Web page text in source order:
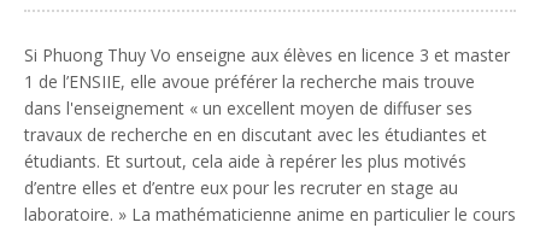
Si Phuong Thuy Vo enseigne aux élèves en licence 3 et master
1 de l’ENSIIE, elle avoue préférer la recherche mais trouve
dans l'enseignement « un excellent moyen de diffuser ses
travaux de recherche en en discutant avec les étudiantes et
étudiants. Et surtout, cela aide à repérer les plus motivés
d’entre elles et d’entre eux pour les recruter en stage au
laboratoire. » La mathématicienne anime en particulier le cours